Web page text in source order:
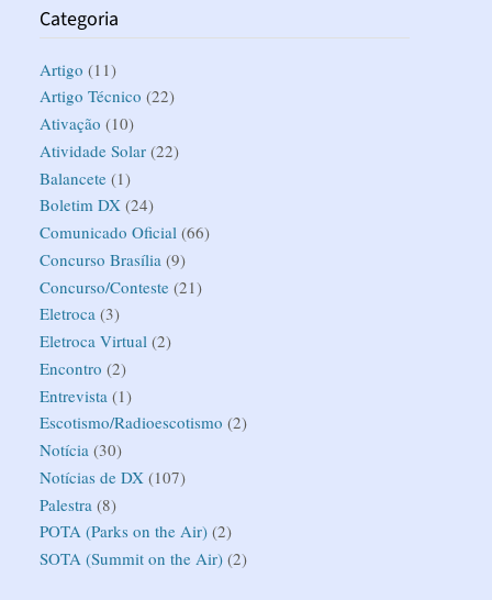
Categoria
Artigo (11)
Artigo Técnico (22)
Ativação (10)
Atividade Solar (22)
Balancete (1)
Boletim DX (24)
Comunicado Oficial (66)
Concurso Brasília (9)
Concurso/Conteste (21)
Eletroca (3)
Eletroca Virtual (2)
Encontro (2)
Entrevista (1)
Escotismo/Radioescotismo (2)
Notícia (30)
Notícias de DX (107)
Palestra (8)
POTA (Parks on the Air) (2)
SOTA (Summit on the Air) (2)